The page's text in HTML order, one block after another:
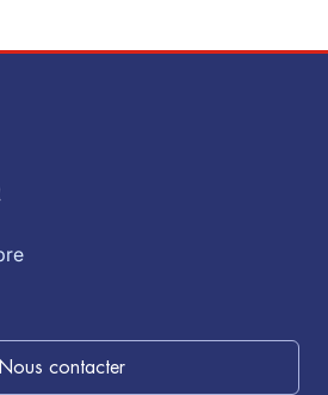
Nous contacter